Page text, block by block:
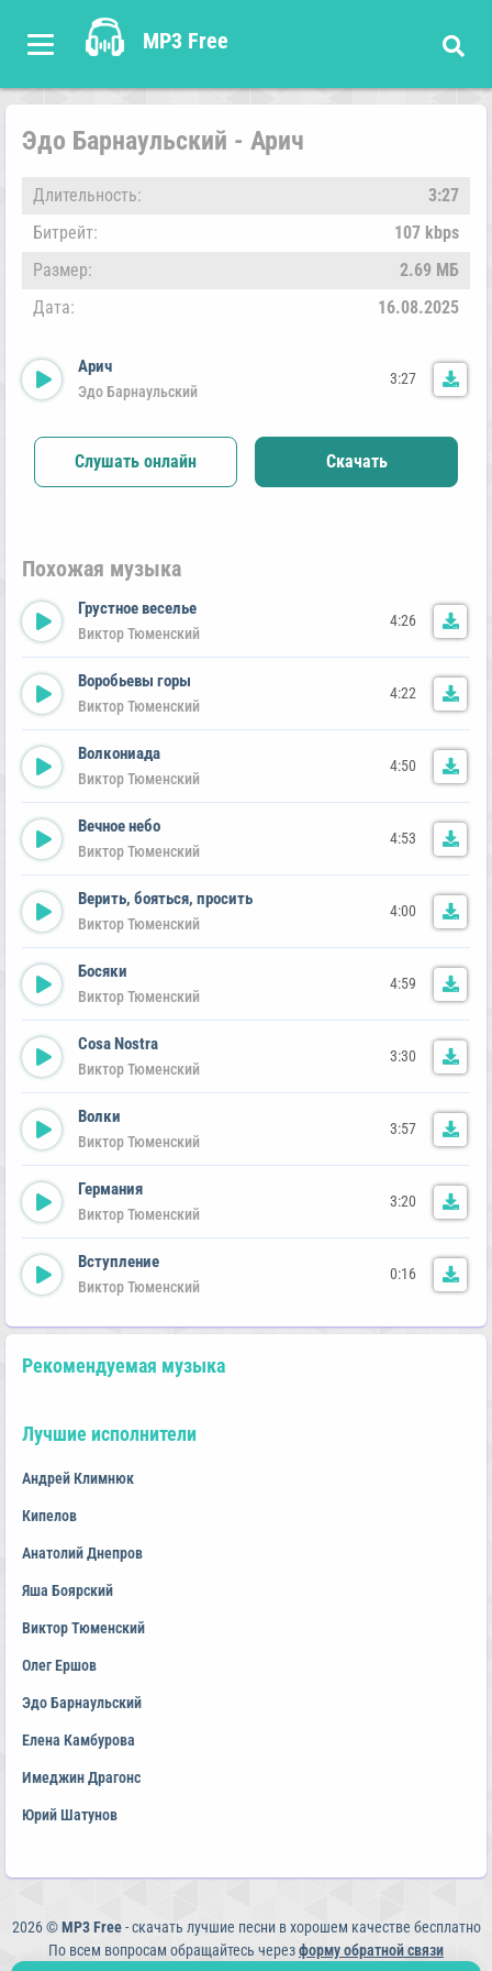
MP3 Free
Эдо Барнаульский - Арич
Длительность:
3:27
Битрейт:
107 kbps
Размер:
2.69 МБ
Дата:
16.08.2025
Арич
Эдо Барнаульский
3:27
Слушать онлайн Скачать
Похожая музыка
Грустное веселье
Виктор Тюменский
4:26
Воробьевы горы
Виктор Тюменский
4:22
Волкониада
Виктор Тюменский
4:50
Вечное небо
Виктор Тюменский
4:53
Верить, бояться, просить
Виктор Тюменский
4:00
Босяки
Виктор Тюменский
4:59
Cosa Nostra
Виктор Тюменский
3:30
Волки
Виктор Тюменский
3:57
Германия
Виктор Тюменский
3:20
Вступление
Виктор Тюменский
0:16
Рекомендуемая музыка
Лучшие исполнители
Андрей Климнюк
Кипелов
Анатолий Днепров
Яша Боярский
Виктор Тюменский
Олег Ершов
Эдо Барнаульский
Елена Камбурова
Имеджин Драгонс
Юрий Шатунов
2026 ©MP3 Free- скачать лучшие песни в хорошем качестве бесплатно
По всем вопросам обращайтесь черезформу обратной связи